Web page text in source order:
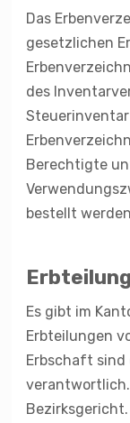
Das
gesetzlichen
des
Berechtigte
bestellt
Erbteilung
Es gibt im
Erbteilungen
Erbschaft sind